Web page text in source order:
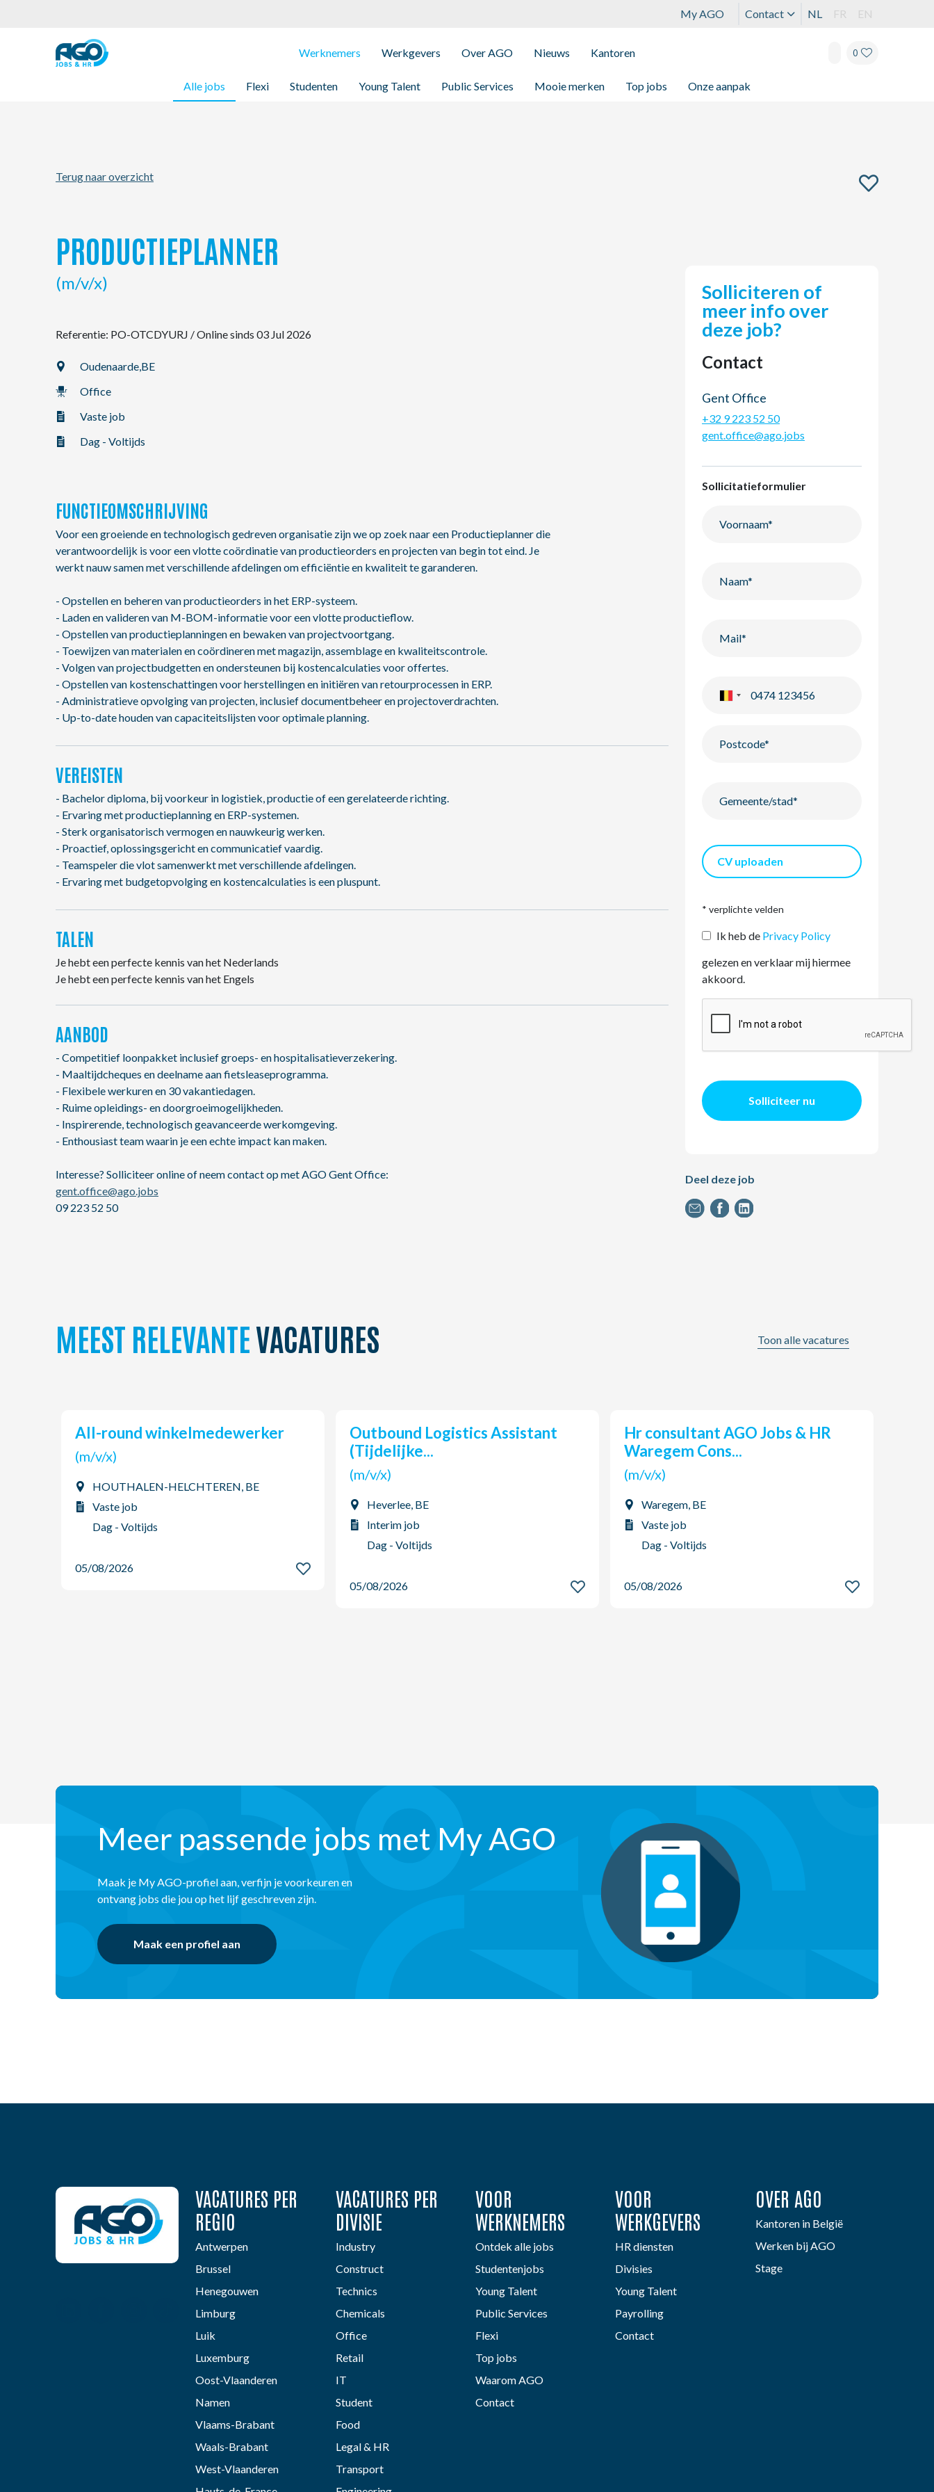
My AGO Contact NL FR EN
Werknemers
Alle jobs Flexi Studenten Young Talent Public Services Mooie merken Top jobs Onze aanpak
Werkgevers Over AGO Nieuws Kantoren 0
Werknemers
Kantoren
My AGO
Terug naar overzicht
PRODUCTIEPLANNER
(m/v/x)
Referentie: PO-OTCDYURJ /Online sinds 03 Jul 2026
Oudenaarde,BE
Office
Vaste job
Dag - Voltijds
FUNCTIEOMSCHRIJVING
Voor een groeiende en technologisch gedreven organisatie zijn we op zoek naar een Productieplanner die
verantwoordelijk is voor een vlotte coördinatie van productieorders en projecten van begin tot eind. Je
werkt nauw samen met verschillende afdelingen om efficiëntie en kwaliteit te garanderen.
- Opstellen en beheren van productieorders in het ERP-systeem.
- Laden en valideren van M-BOM-informatie voor een vlotte productieflow.
- Opstellen van productieplanningen en bewaken van projectvoortgang.
- Toewijzen van materialen en coördineren met magazijn, assemblage en kwaliteitscontrole.
- Volgen van projectbudgetten en ondersteunen bij kostencalculaties voor offertes.
- Opstellen van kostenschattingen voor herstellingen en initiëren van retourprocessen in ERP.
- Administratieve opvolging van projecten, inclusief documentbeheer en projectoverdrachten.
- Up-to-date houden van capaciteitslijsten voor optimale planning.
VEREISTEN
- Bachelor diploma, bij voorkeur in logistiek, productie of een gerelateerde richting.
- Ervaring met productieplanning en ERP-systemen.
- Sterk organisatorisch vermogen en nauwkeurig werken.
- Proactief, oplossingsgericht en communicatief vaardig.
- Teamspeler die vlot samenwerkt met verschillende afdelingen.
- Ervaring met budgetopvolging en kostencalculaties is een pluspunt.
TALEN
Je hebt een perfecte kennis van het Nederlands
Je hebt een perfecte kennis van het Engels
AANBOD
- Competitief loonpakket inclusief groeps- en hospitalisatieverzekering.
- Maaltijdcheques en deelname aan fietsleaseprogramma.
- Flexibele werkuren en 30 vakantiedagen.
- Ruime opleidings- en doorgroeimogelijkheden.
- Inspirerende, technologisch geavanceerde werkomgeving.
- Enthousiast team waarin je een echte impact kan maken.
Interesse? Solliciteer online of neem contact op met AGO Gent Office:
gent.office@ago.jobs
09 223 52 50
Solliciteren of
meer info over
deze job?
Contact
Gent Office
+32 9 223 52 50
gent.office@ago.jobs
Sollicitatieformulier
CV uploaden
* verplichte velden
Ik heb de Privacy Policy
gelezen en verklaar mij hiermee
akkoord.
Solliciteer nu
Deel deze job
MEEST RELEVANTEVACATURES Toon alle vacatures
All-round winkelmedewerker
(m/v/x)
HOUTHALEN-HELCHTEREN, BE
Vaste job
Dag - Voltijds
05/08/2026
Outbound Logistics Assistant
(Tijdelijke...
(m/v/x)
Heverlee, BE
Interim job
Dag - Voltijds
05/08/2026
Hr consultant AGO Jobs & HR
Waregem Cons...
(m/v/x)
Waregem, BE
Vaste job
Dag - Voltijds
05/08/2026
Meer passende jobs met My AGO
Maak je My AGO-profiel aan, verfijn je voorkeuren en
ontvang jobs die jou op het lijf geschreven zijn.
Maak een profiel aan
VACATURES PER
REGIO
Antwerpen
Brussel
Henegouwen
Limburg
Luik
Luxemburg
Oost-Vlaanderen
Namen
Vlaams-Brabant
Waals-Brabant
West-Vlaanderen
VACATURES PER
DIVISIE
Industry
Construct
Technics
Chemicals
Office
Retail
IT
Student
Food
Legal & HR
Transport
VOOR
WERKNEMERS
Ontdek alle jobs
Studentenjobs
Young Talent
Public Services
Flexi
Top jobs
Waarom AGO
Contact
VOOR
WERKGEVERS
HR diensten
Divisies
Young Talent
Payrolling
Contact
OVER AGO
Kantoren in België
Werken bij AGO
Stage